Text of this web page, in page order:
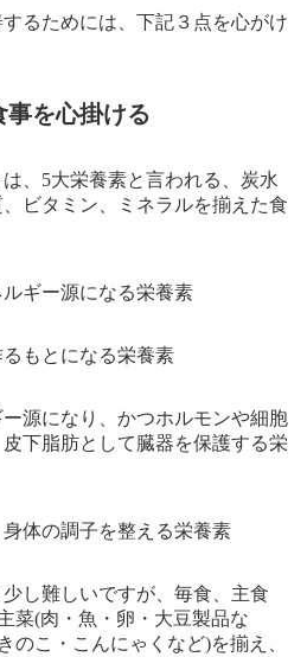
るためには、下記３点を心がけ
を心掛ける
、5大栄養素と言われる、炭水
ビタミン、ミネラルを揃えた食
ルギー源になる栄養素
るもとになる栄養素
ー源になり、かつホルモンや細胞
下脂肪として臓器を保護する栄
体の調子を整える栄養素
し難しいですが、毎食、主食
菜(肉・魚・卵・大豆製品な
のこ・こんにゃくなど)を揃え、